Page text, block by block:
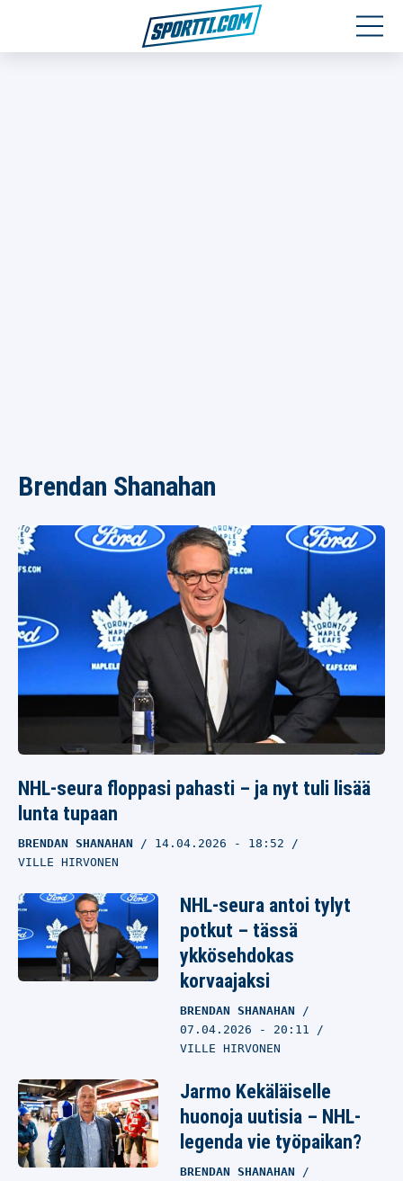
Brendan Shanahan
NHL-seura floppasi pahasti – ja nyt tuli lisää
lunta tupaan
BRENDAN SHANAHAN 14.04.2026 - 18:52
VILLE HIRVONEN
NHL-seura antoi tylyt
potkut – tässä
ykkösehdokas
korvaajaksi
BRENDAN SHANAHAN
07.04.2026 - 20:11
VILLE HIRVONEN
Jarmo Kekäläiselle
huonoja uutisia – NHL-
legenda vie työpaikan?
BRENDAN SHANAHAN